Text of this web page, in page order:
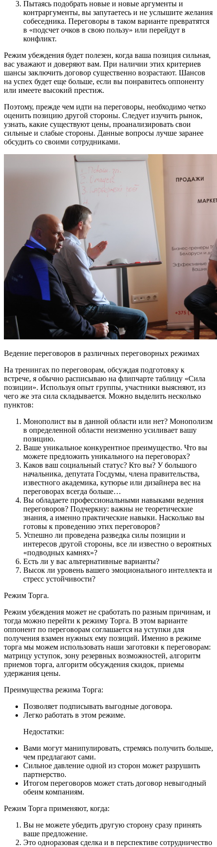
Пытаясь подобрать новые и новые аргументы и
контраргументы, вы запутаетесь и не услышите желания
собеседника. Переговоры в таком варианте превратятся
в «подсчет очков в свою пользу» или перейдут в
конфликт.
Режим убеждения будет полезен, когда ваша позиция сильная,
вас уважают и доверяют вам. При наличии этих критериев
шансы заключить договор существенно возрастают. Шансов
на успех будет еще больше, если вы понравитесь оппоненту
или имеете высокий престиж.
Поэтому, прежде чем идти на переговоры, необходимо четко
оценить позицию другой стороны. Следует изучить рынок,
узнать, какие существуют цены, проанализировать свои
сильные и слабые стороны. Данные вопросы лучше заранее
обсудить со своими сотрудниками.
Ведение переговоров в различных переговорных режимах
На тренингах по переговорам, обсуждая подготовку к
встрече, я обычно расписываю на флипчарте таблицу «Сила
позиции». Используя опыт группы, участники выясняют, из
чего же эта сила складывается. Можно выделить несколько
пунктов:
Монополист вы в данной области или нет? Монополизм
в определенной области неизменно усиливает вашу
позицию.
Ваше уникальное конкурентное преимущество. Что вы
можете предложить уникального на переговорах?
Каков ваш социальный статус? Кто вы? У большого
начальника, депутата Госдумы, члена правительства,
известного академика, кутюрье или дизайнера вес на
переговорах всегда больше…
Вы обладаете профессиональными навыками ведения
переговоров? Подчеркну: важны не теоретические
знания, а именно практические навыки. Насколько вы
готовы к проведению этих переговоров?
Успешно ли проведена разведка силы позиции и
интересов другой стороны, все ли известно о вероятных
«подводных камнях»?
Есть ли у вас альтернативные варианты?
Высок ли уровень вашего эмоционального интеллекта и
стресс устойчивости?
Режим Торга.
Режим убеждения может не сработать по разным причинам, и
тогда можно перейти к режиму Торга. В этом варианте
оппонент по переговорам соглашается на уступки для
получения взамен нужных ему позиций. Именно в режиме
торга мы можем использовать наши заготовки к переговорам:
матрицу уступок, зону резервных возможностей, алгоритм
приемов торга, алгоритм обсуждения скидок, приемы
удержания цены.
Преимущества режима Торга:
Позволяет подписывать выгодные договора.
Легко работать в этом режиме.
Недостатки:
Вами могут манипулировать, стремясь получить больше,
чем предлагают сами.
Сильное давление одной из сторон может разрушить
партнерство.
Итогом переговоров может стать договор невыгодный
обеим компаниям.
Режим Торга применяют, когда:
Вы не можете убедить другую сторону сразу принять
ваше предложение.
Это одноразовая сделка и в перспективе сотрудничество